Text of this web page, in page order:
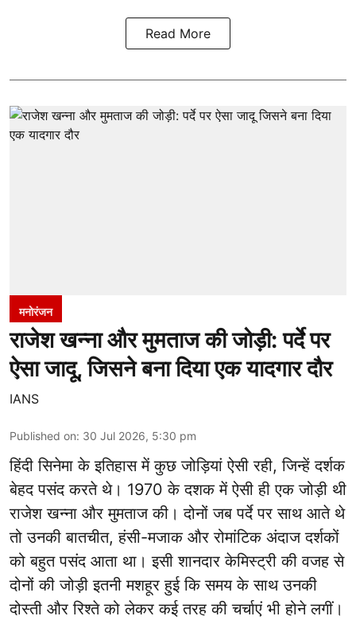
Read More
मनोरंजन
राजेश खन्ना और मुमताज की जोड़ी: पर्दे पर
ऐसा जादू, जिसने बना दिया एक यादगार दौर
IANS
Published on: 30 Jul 2026, 5:30 pm
हिंदी सिनेमा के इतिहास में कुछ जोड़ियां ऐसी रही, जिन्हें दर्शक
बेहद पसंद करते थे। 1970 के दशक में ऐसी ही एक जोड़ी थी
राजेश खन्ना और मुमताज की। दोनों जब पर्दे पर साथ आते थे
तो उनकी बातचीत, हंसी-मजाक और रोमांटिक अंदाज दर्शकों
को बहुत पसंद आता था। इसी शानदार केमिस्ट्री की वजह से
दोनों की जोड़ी इतनी मशहूर हुई कि समय के साथ उनकी
दोस्ती और रिश्ते को लेकर कई तरह की चर्चाएं भी होने लगीं।